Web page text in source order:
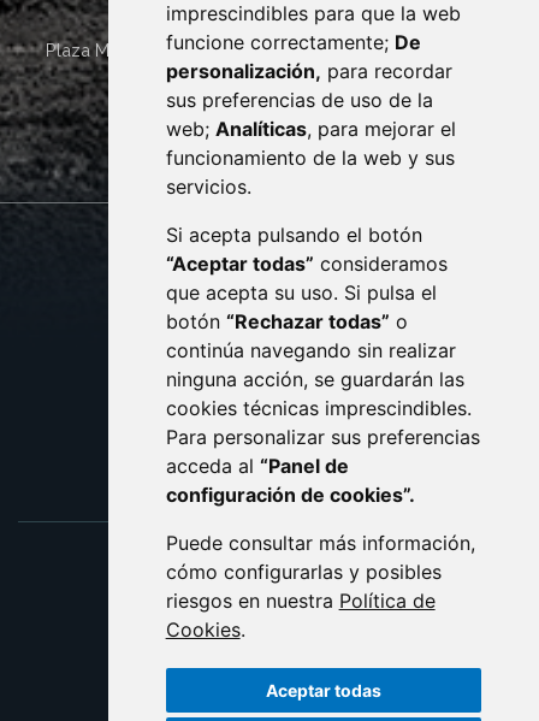
imprescindibles para que la web
funcione correctamente; De
personalización, para recordar
sus preferencias de uso de la
web; Analíticas, para mejorar el
funcionamiento de la web y sus
servicios.
Si acepta pulsando el botón
“Aceptar todas” consideramos
que acepta su uso. Si pulsa el
botón “Rechazar todas” o
continúa navegando sin realizar
ninguna acción, se guardarán las
cookies técnicas imprescindibles.
Para personalizar sus preferencias
acceda al “Panel de
configuración de cookies”.
Puede consultar más información,
cómo configurarlas y posibles
riesgos en nuestra Política de
Cookies.
Aceptar todas
Plaza Mayor 4 22400 MONZÓN - ARAGÓN (ESPAÑA)
· (34) 974 400 700 ·
sac@monzon.es
monzon.es
CONTACTO
AVISO LEGAL
PROTECCIÓN DE DATOS
POLÍTICA DE COOKIES
ACCESIBILIDAD
ENLACE EXTERNO AL